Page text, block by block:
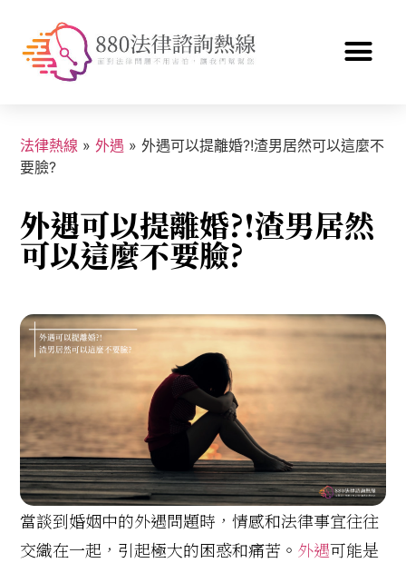
法律熱線 »外遇 »外遇可以提離婚?!渣男居然可以這麼不
要臉?
外遇可以提離婚?!渣男居然
可以這麼不要臉?
當談到婚姻中的外遇問題時，情感和法律事宜往往
交織在一起，引起極大的困惑和痛苦。 外遇可能是